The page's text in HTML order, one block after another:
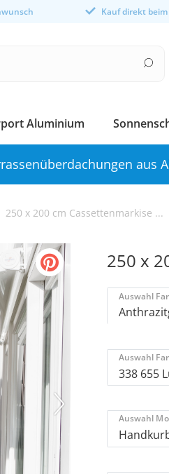
Kauf direkt
Aluminium
aus
250 x 200 cm Cassettenmarkise ...
250 x
Auswahl
Auswahl
Auswahl